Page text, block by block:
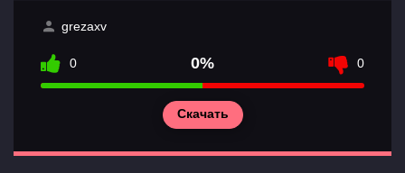
grezaxv
0 0% 0
Скачать